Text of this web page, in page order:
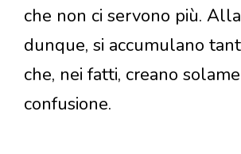
che non ci servono più.
dunque, si accumulano
che, nei fatti, creano
confusione.